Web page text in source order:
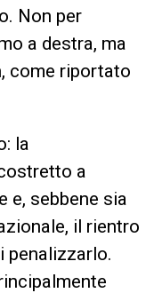
Non per
a destra, ma
come riportato
la
a
e, sebbene sia
il rientro
penalizzarlo.